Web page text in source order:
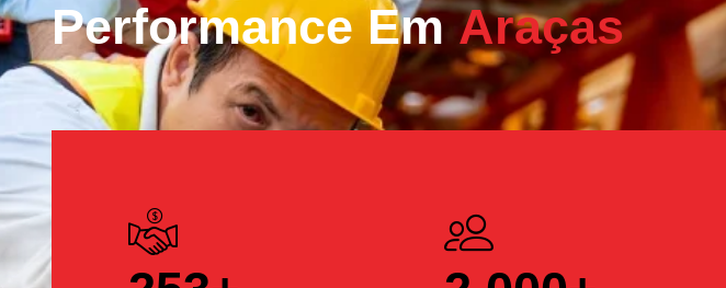
Performance EmAraças